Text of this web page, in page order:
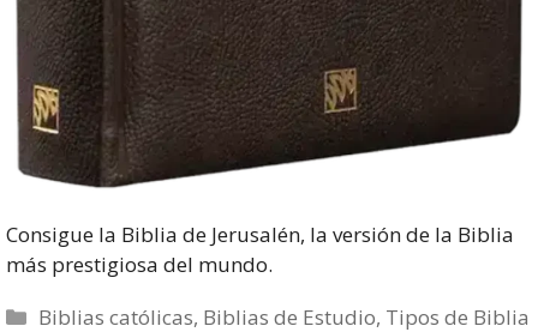
Consigue la Biblia de Jerusalén, la versión de la Biblia
más prestigiosa del mundo.
Categorías
Biblias católicas, Biblias de Estudio, Tipos de Biblia